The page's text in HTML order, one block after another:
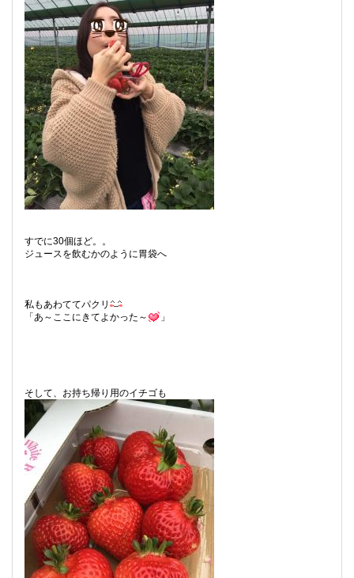
すでに30個ほど。。
ジュースを飲むかのように胃袋へ
私もあわててパクリ
「あ～ここにきてよかった～
」
そして、お持ち帰り用のイチゴも